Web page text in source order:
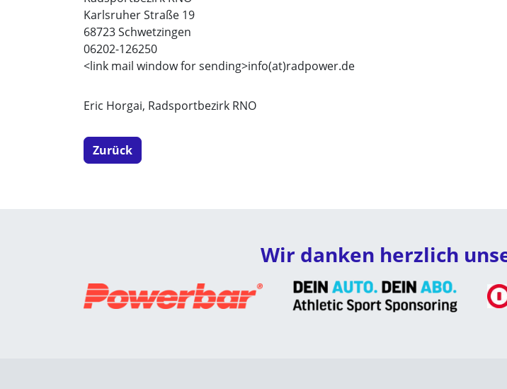
Karlsruher Straße 19
68723 Schwetzingen
06202-126250
<link mail window for sending>info(at)radpower.de
Eric Horgai, Radsportbezirk RNO
Zurück
Wir danken herzlich